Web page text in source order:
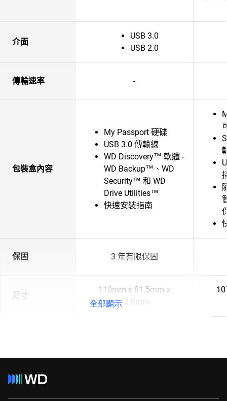
介面
USB 3.0
USB 2.0
傳輸速率 -
包裝盒內容
My Passport 硬碟
USB 3.0 傳輸線
WD Discovery™ 軟體 -
WD Backup™、WD
Security™ 和 WD
Drive Utilities™
快速安裝指南
保固 3 年有限保固
尺寸
110mm x 81.5mm x
13.8mm
全部顯示